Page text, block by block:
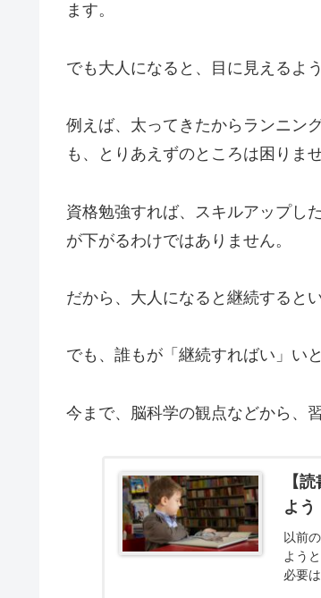
ます。
でも大人になると、目に見えるよ
例えば、太ってきたからランニン
も、とりあえずのところは困りませ
資格勉強すれば、スキルアップし
が下がるわけではありません。
だから、大人になると継続すると
でも、誰もが「継続すればい」い
今まで、脳科学の観点などから、
【
よう
以前
よう
必要